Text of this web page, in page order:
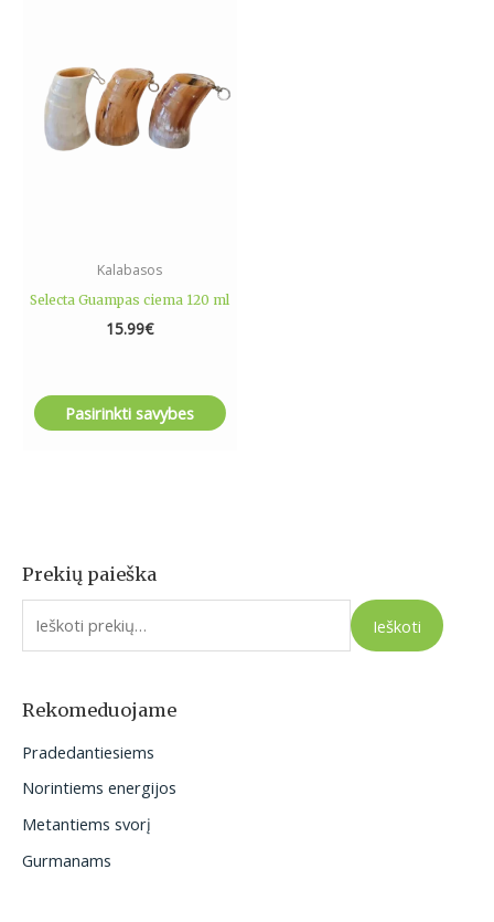
Prekių paieška
I
e
o
:
Ieškoti
Rekomeduojame
Pradedantiesiems
Norintiems energijos
Metantiems svorį
Gurmanams
Kalabasos
Selecta Guampas ciema 120 ml
15.99€
Pasirinkti savybes
variants.
The
options
page